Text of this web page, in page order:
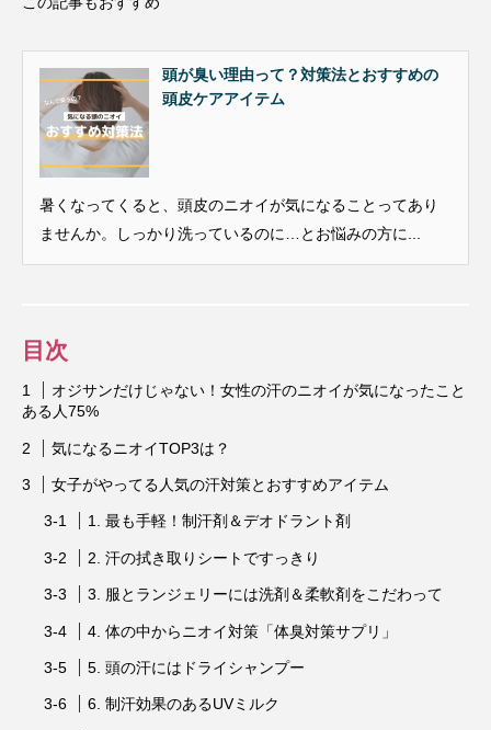
頭が臭い理由って？対策法とおすすめの
頭皮ケアアイテム
暑くなってくると、頭皮のニオイが気になることってあり
ませんか。しっかり洗っているのに…とお悩みの方に...
目次
オジサンだけじゃない！女性の汗のニオイが気になったこと
ある人75%
気になるニオイTOP3は？
女子がやってる人気の汗対策とおすすめアイテム
1. 最も手軽！制汗剤＆デオドラント剤
2. 汗の拭き取りシートですっきり
3. 服とランジェリーには洗剤＆柔軟剤をこだわって
4. 体の中からニオイ対策「体臭対策サプリ」
5. 頭の汗にはドライシャンプー
6. 制汗効果のあるUVミルク